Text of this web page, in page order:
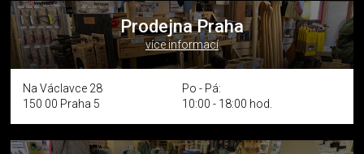
Prodejna Praha
více informací
Na Václavce 28
150 00 Praha 5
Po - Pá:
10:00 - 18:00 hod.